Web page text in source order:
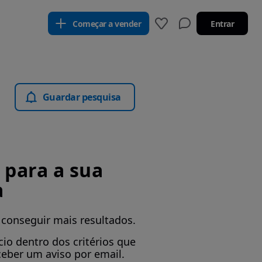
Começar a vender Entrar
Guardar pesquisa
a sua
mais resultados.
dentro dos critérios que
um aviso por email.